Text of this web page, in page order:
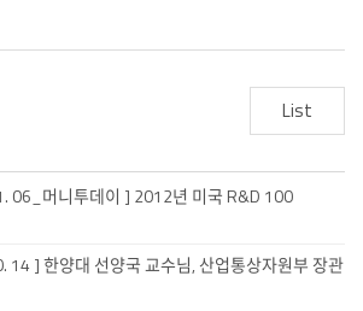
List
06_머니투데이 ] 2012년 미국 R&D 100
14 ] 한양대 선양국 교수님, 산업통상자원부 장관